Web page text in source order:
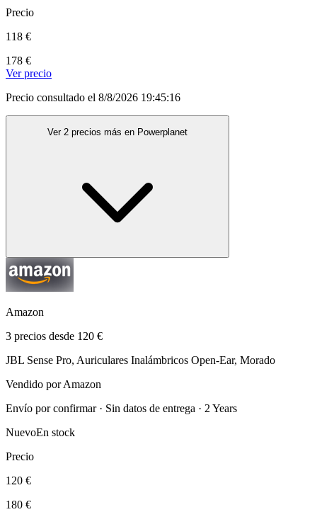
Precio
118 €
178 €
Ver precio
Precio consultado el 8/8/2026 19:45:16
Ver 2 precios más en Powerplanet
Amazon
3 precios desde 120 €
JBL Sense Pro, Auriculares Inalámbricos Open-Ear, Morado
Vendido por Amazon
Envío por confirmar · Sin datos de entrega · 2 Years
NuevoEn stock
Precio
120 €
180 €